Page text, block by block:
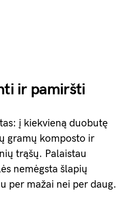
ir pamiršti
į kiekvieną duobutę
gramų komposto ir
trąšų. Palaistau
nemėgsta šlapių
per mažai nei per daug.